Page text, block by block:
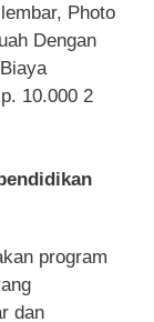
Photo
Dengan
10.000 2
program
dan